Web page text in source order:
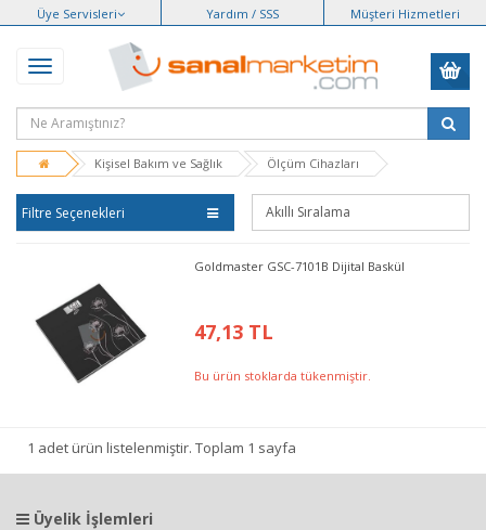
Üye Servisleri Yardım / SSS Müşteri Hizmetleri
Kişisel Bakım ve Sağlık Ölçüm Cihazları
Filtre Seçenekleri
Goldmaster GSC-7101B Dijital Baskül
47,13 TL
Bu ürün stoklarda tükenmiştir.
1 adet ürün listelenmiştir. Toplam 1 sayfa
Üyelik İşlemleri